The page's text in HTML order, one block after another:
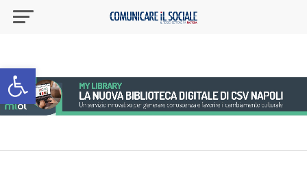
Apri la barra degli strumenti